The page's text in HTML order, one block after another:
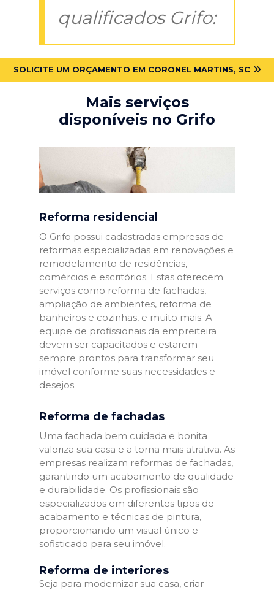
qualificados Grifo:
SOLICITE UM ORÇAMENTO EM CORONEL MARTINS, SC
Mais serviços
disponíveis no Grifo
Reforma residencial
O Grifo possui cadastradas empresas de
reformas especializadas em renovações e
remodelamento de residências,
comércios e escritórios. Estas oferecem
serviços como reforma de fachadas,
ampliação de ambientes, reforma de
banheiros e cozinhas, e muito mais. A
equipe de profissionais da empreiteira
devem ser capacitados e estarem
sempre prontos para transformar seu
imóvel conforme suas necessidades e
desejos.
Reforma de fachadas
Uma fachada bem cuidada e bonita
valoriza sua casa e a torna mais atrativa. As
empresas realizam reformas de fachadas,
garantindo um acabamento de qualidade
e durabilidade. Os profissionais são
especializados em diferentes tipos de
acabamento e técnicas de pintura,
proporcionando um visual único e
sofisticado para seu imóvel.
Reforma de interiores
Seja para modernizar sua casa, criar